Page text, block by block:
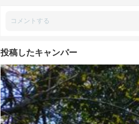
投稿したキャンパー